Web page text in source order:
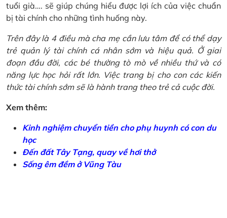
tuổi già…. sẽ giúp chúng hiểu được lợi ích của việc chuẩn
bị tài chính cho những tình huống này.
Trên đây là 4 điều mà cha mẹ cần lưu tâm để có thể dạy
trẻ quản lý tài chính cá nhân sớm và hiệu quả. Ở giai
đoạn đầu đời, các bé thường tò mò về nhiều thứ và có
năng lực học hỏi rất lớn. Việc trang bị cho con các kiến
thức tài chính sớm sẽ là hành trang theo trẻ cả cuộc đời.
Xem thêm:
Kinh nghiệm chuyển tiền cho phụ huynh có con du
học
Đến đất Tây Tạng, quay về hơi thở
Sống êm đềm ở Vũng Tàu